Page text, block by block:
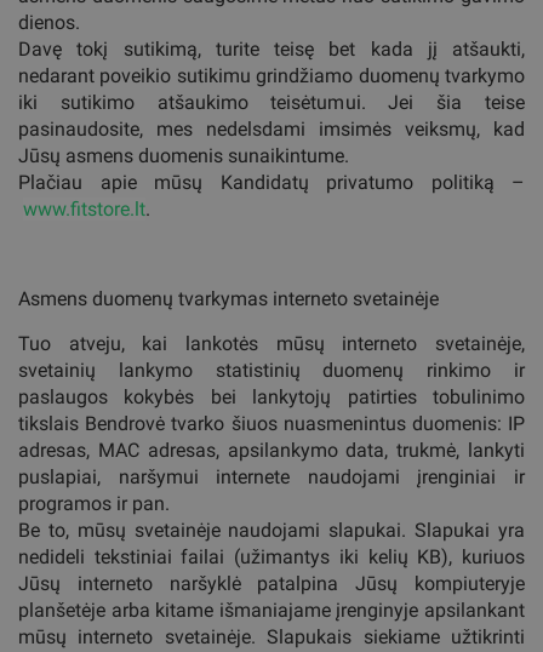
dienos.
Davę tokį sutikimą, turite teisę bet kada jį atšaukti,
nedarant poveikio sutikimu grindžiamo duomenų tvarkymo
iki sutikimo atšaukimo teisėtumui. Jei šia teise
pasinaudosite, mes nedelsdami imsimės veiksmų, kad
Jūsų asmens duomenis sunaikintume.
Plačiau apie mūsų Kandidatų privatumo politiką –
www.fitstore.lt.
Asmens duomenų tvarkymas interneto svetainėje
Tuo atveju, kai lankotės mūsų interneto svetainėje,
svetainių lankymo statistinių duomenų rinkimo ir
paslaugos kokybės bei lankytojų patirties tobulinimo
tikslais Bendrovė tvarko šiuos nuasmenintus duomenis: IP
adresas, MAC adresas, apsilankymo data, trukmė, lankyti
puslapiai, naršymui internete naudojami įrenginiai ir
programos ir pan.
Be to, mūsų svetainėje naudojami slapukai. Slapukai yra
nedideli tekstiniai failai (užimantys iki kelių KB), kuriuos
Jūsų interneto naršyklė patalpina Jūsų kompiuteryje
planšetėje arba kitame išmaniajame įrenginyje apsilankant
mūsų interneto svetainėje. Slapukais siekiame užtikrinti